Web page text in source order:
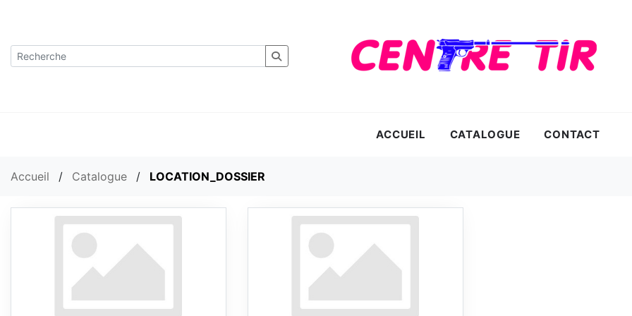
ACCUEIL CATALOGUE CONTACT
Accueil / Catalogue / LOCATION_DOSSIER